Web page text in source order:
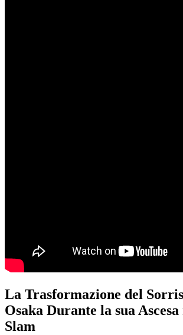
La Trasformazione del
Osaka Durante la sua
Slam